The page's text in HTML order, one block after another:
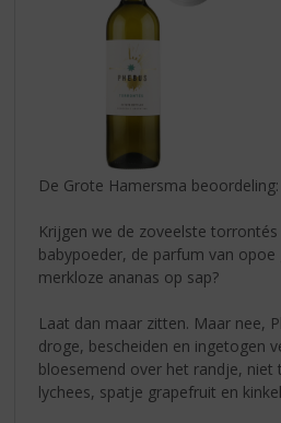
De Grote Hamersma beoordeling:
Krijgen we de zoveelste
babypoeder, de parfum van opoe
merkloze ananas op sap?
Laat dan maar zitten. Maar nee,
droge, bescheiden en ingetogen
bloesemend over het randje, niet
lychees, spatje grapefruit en